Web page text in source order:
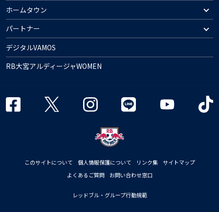
ホームタウン
パートナー
デジタルVAMOS
RB大宮アルディージャWOMEN
このサイトについて 個人情報保護について リンク集
サイトマップ
よくあるご質問
お問い合わせ窓口
レッドブル・グループ行動規範